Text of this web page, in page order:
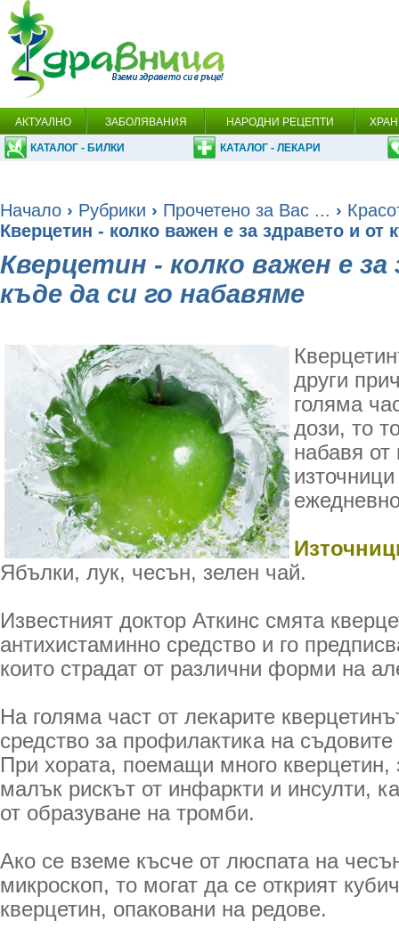
АКТУАЛНО ЗАБОЛЯВАНИЯ НАРОДНИ РЕЦЕПТИ
КАТАЛОГ - БИЛКИ КАТАЛОГ - ЛЕКАРИ
Начало › Рубрики › Прочетено за Вас ... ›
Кверцетин - колко важен е за здравето и от
Кверцетин - колко важен е
къде да си го набавяме
други
голяма
дози, то
набавя от
Ябълки, лук, чесън, зелен чай.
Известният доктор Аткинс смята
антихистаминно средство и го
които страдат от различни форми на
На голяма част от лекарите
средство за профилактика на
При хората, поемащи много кверцетин,
малък рискът от инфаркти и инсулти,
от образуване на тромби.
Ако се вземе късче от люспата на
микроскоп, то могат да се открият
кверцетин, опаковани на редове.